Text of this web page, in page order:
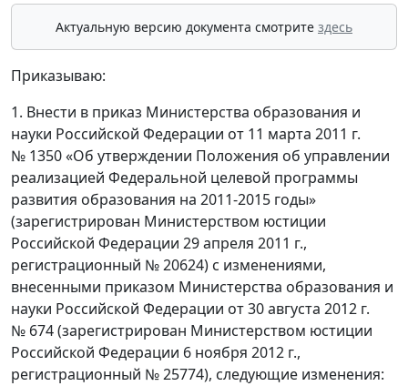
Актуальную версию документа смотрите здесь
Приказываю:
1. Внести в приказ Министерства образования и
науки Российской Федерации от 11 марта 2011 г.
№ 1350 «Об утверждении Положения об управлении
реализацией Федеральной целевой программы
развития образования на 2011-2015 годы»
(зарегистрирован Министерством юстиции
Российской Федерации 29 апреля 2011 г.,
регистрационный № 20624) с изменениями,
внесенными приказом Министерства образования и
науки Российской Федерации от 30 августа 2012 г.
№ 674 (зарегистрирован Министерством юстиции
Российской Федерации 6 ноября 2012 г.,
регистрационный № 25774), следующие изменения: